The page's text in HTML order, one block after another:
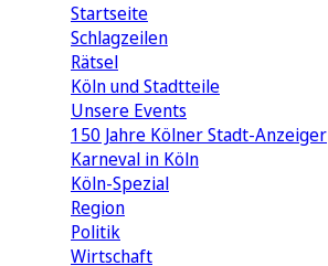
Startseite
Schlagzeilen
Rätsel
Köln und Stadtteile
Unsere Events
150 Jahre Kölner Stadt-Anzeiger
Karneval in Köln
Köln-Spezial
Region
Politik
Wirtschaft